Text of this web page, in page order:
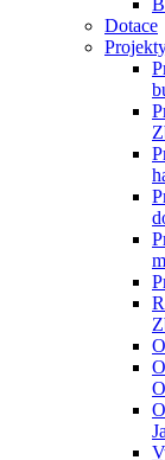
Dotace